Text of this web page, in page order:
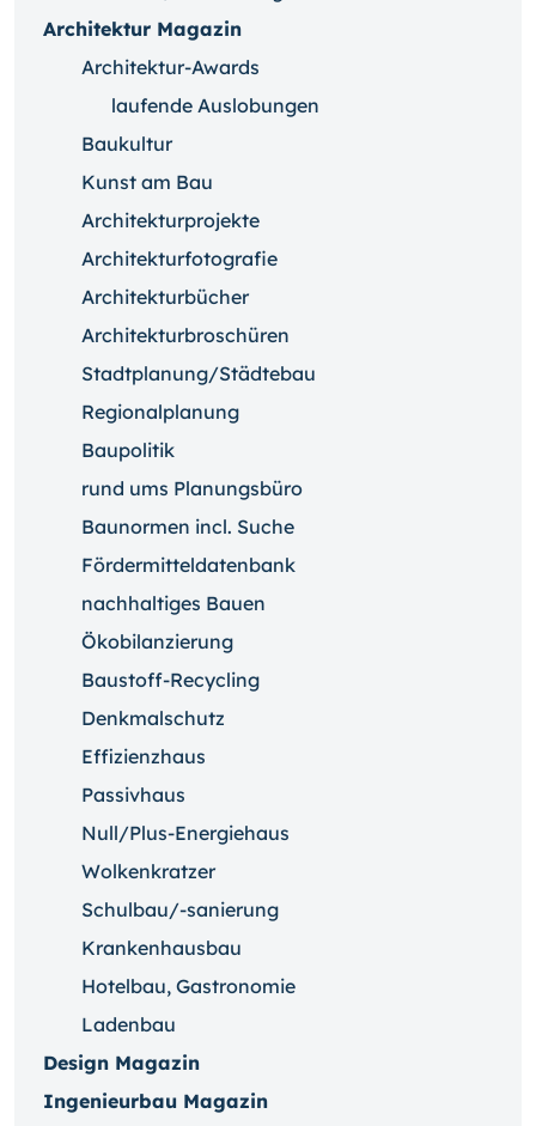
Architektur Magazin
Architektur-Awards
laufende Auslobungen
Baukultur
Kunst am Bau
Architekturprojekte
Architekturfotografie
Architekturbücher
Architekturbroschüren
Stadtplanung/Städtebau
Regionalplanung
Baupolitik
rund ums Planungsbüro
Baunormen incl. Suche
Fördermitteldatenbank
nachhaltiges Bauen
Ökobilanzierung
Baustoff-Recycling
Denkmalschutz
Effizienzhaus
Passivhaus
Null/Plus-Energiehaus
Wolkenkratzer
Schulbau/-sanierung
Krankenhausbau
Hotelbau, Gastronomie
Ladenbau
Design Magazin
Ingenieurbau Magazin